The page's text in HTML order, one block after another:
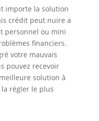
importe la solution
crédit peut nuire a
personnel ou mini
financiers.
votre mauvais
pouvez recevoir
solution à
régler le plus